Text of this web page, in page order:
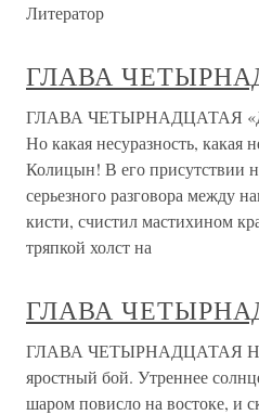
Литератор
ГЛАВА
ГЛАВА ЧЕТЫРНАДЦАТАЯ
Но какая несуразность, какая
Колицын! В его присутствии
серьезного разговора
кисти, счистил мастихином
тряпкой холст на
ГЛАВА
ГЛАВА ЧЕТЫРНАДЦАТАЯ На
яростный бой. Утреннее
шаром повисло на востоке, и